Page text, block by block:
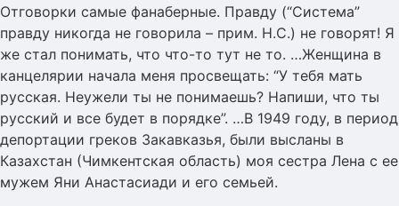
Отговорки самые фанаберные. Правду (“Система”
правду никогда не говорила – прим. Н.С.) не говорят! Я
же стал понимать, что что-то тут не то. …Женщина в
канцелярии начала меня просвещать: “У тебя мать
русская. Неужели ты не понимаешь? Напиши, что ты
русский и все будет в порядке”. …В 1949 году, в период
депортации греков Закавказья, были высланы в
Казахстан (Чимкентская область) моя сестра Лена с ее
мужем Яни Анастасиади и его семьей.